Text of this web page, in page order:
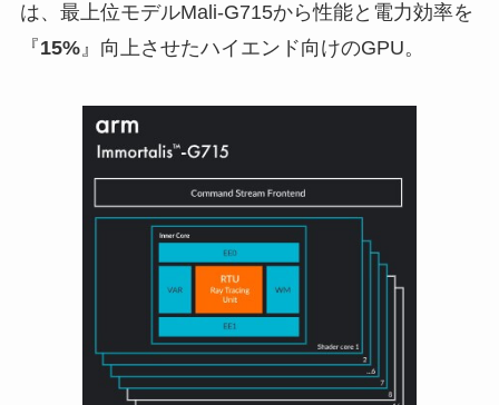
は、最上位モデルMali-G715から性能と電力効率を
『15%』向上させたハイエンド向けのGPU。